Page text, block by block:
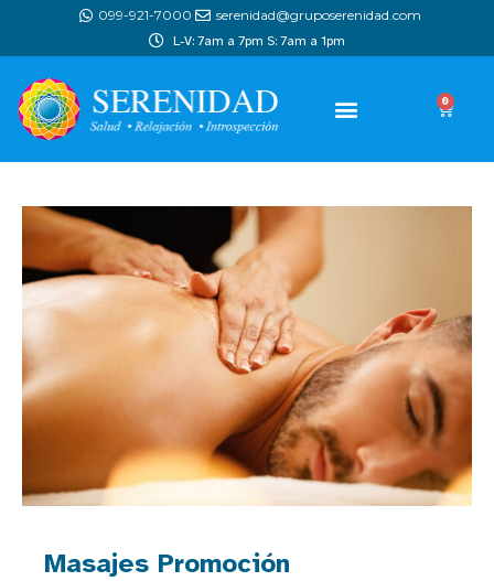
099-921-7000 serenidad@gruposerenidad.com
L-V: 7am a 7pm S: 7am a 1pm
0
Masajes Promoción